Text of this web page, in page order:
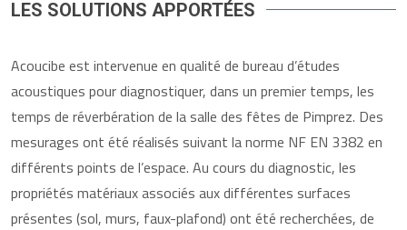
LES SOLUTIONS APPORTÉES
Acoucibe est intervenue en qualité de bureau d’études
acoustiques pour diagnostiquer, dans un premier temps, les
temps de réverbération de la salle des fêtes de Pimprez. Des
mesurages ont été réalisés suivant la norme NF EN 3382 en
différents points de l’espace. Au cours du diagnostic, les
propriétés matériaux associés aux différentes surfaces
présentes (sol, murs, faux-plafond) ont été recherchées, de